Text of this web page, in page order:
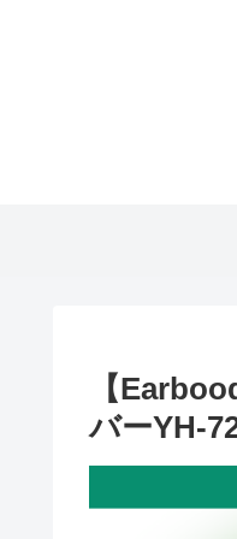
【
バーYH-